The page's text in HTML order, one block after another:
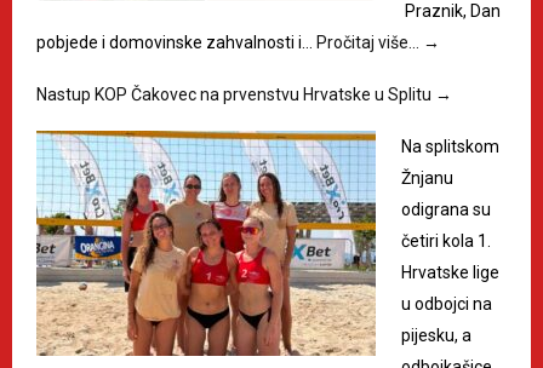
Praznik, Dan
pobjede i domovinske zahvalnosti i…
Pročitaj više… →
Nastup KOP Čakovec na prvenstvu Hrvatske u Splitu →
Na splitskom
Žnjanu
odigrana su
četiri kola 1.
Hrvatske lige
u odbojci na
pijesku, a